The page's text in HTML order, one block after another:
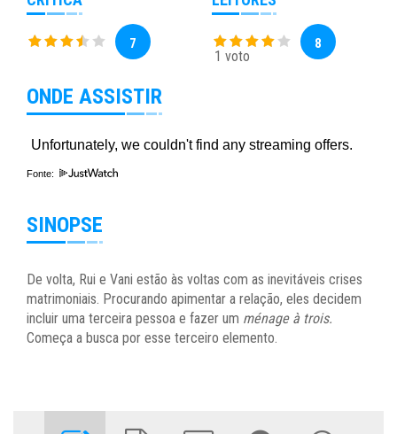
7
1 voto
8
ONDE ASSISTIR
Fonte:
SINOPSE
De volta, Rui e Vani estão às voltas com as inevitáveis crises
matrimoniais. Procurando apimentar a relação, eles decidem
incluir uma terceira pessoa e fazer um ménage à trois.
Começa a busca por esse terceiro elemento.